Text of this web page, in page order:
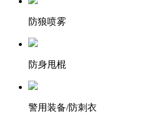
防狼喷雾
防身甩棍
警用装备/防刺衣